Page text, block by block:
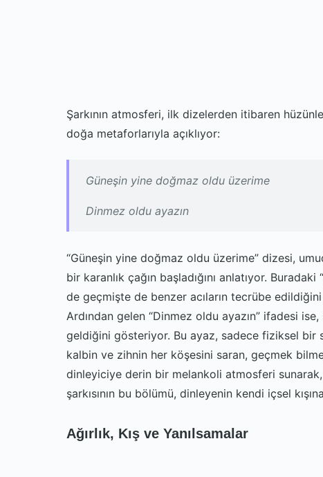
Şarkının atmosferi, ilk dizelerden itibaren
doğa metaforlarıyla açıklıyor:
Güneşin yine doğmaz oldu üzerime
Dinmez oldu ayazın
“Güneşin yine doğmaz oldu üzerime” dizesi,
bir karanlık çağın başladığını anlatıyor.
de geçmişte de benzer acıların tecrübe
Ardından gelen “Dinmez oldu ayazın” ifadesi
geldiğini gösteriyor. Bu ayaz, sadece fiziksel bir
kalbin ve zihnin her köşesini saran, geçmek
dinleyiciye derin bir melankoli atmosferi
şarkısının bu bölümü, dinleyenin kendi içsel
Ağırlık, Kış ve Yanılsamalar